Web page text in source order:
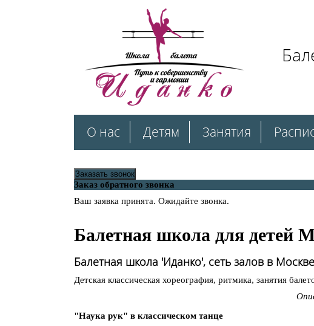
О нас Детям Занятия
Заказать звонок
Заказ обратного звонка
Ваш заявка принята. Ожидайте звонка.
Балетная школа для детей
Балетная школа 'Иданко', сеть залов в Москве
Детская классическая хореография, ритмика, занятия
"Наука рук" в классическом танце